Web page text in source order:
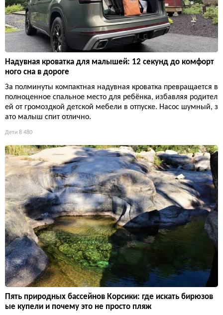
Надувная кроватка для малышей: 12 секунд до комфорт
ного сна в дороге
За полминуты компактная надувная кроватка превращается в
полноценное спальное место для ребёнка, избавляя родител
ей от громоздкой детской мебели в отпуске. Насос шумный, з
ато малыш спит отлично.
Дети 8 480
Пять природных бассейнов Корсики: где искать бирюзов
ые купели и почему это не просто пляж